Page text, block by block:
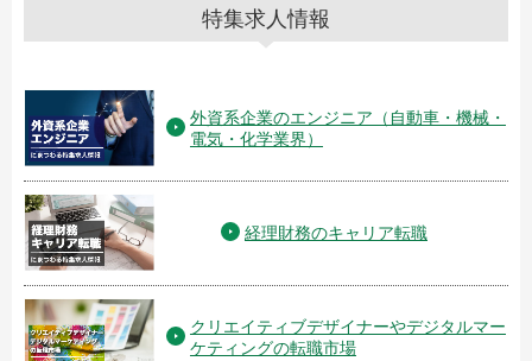
特集求人情報
外資系企業のエンジニア（自動車・機械・
電気・化学業界）
経理財務のキャリア転職
クリエイティブデザイナーやデジタルマー
ケティングの転職市場